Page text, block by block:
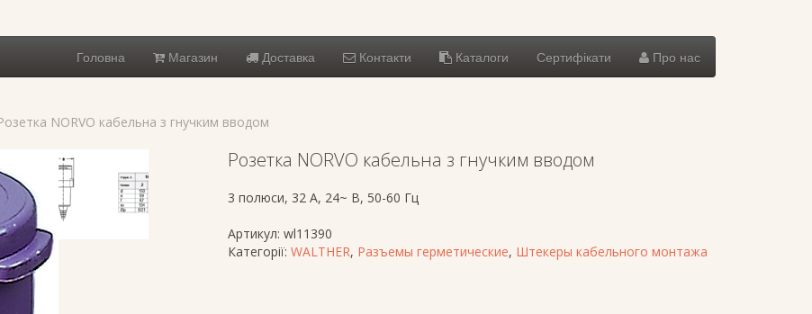
Головна Магазин Доставка Контакти Каталоги Сертифікати Про нас
NORVO кабельна з гнучким вводом
Розетка NORVO кабельна з гнучким вводом
3 полюси, 32 A, 24~ В, 50-60 Гц
Артикул: wl11390
Категорії: WALTHER, Разъемы герметические, Штекеры кабельного монтажа